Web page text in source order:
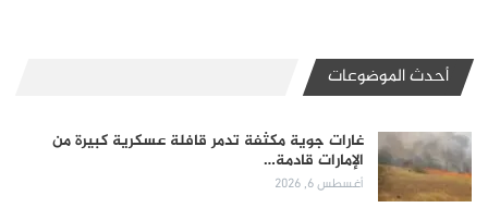
أحدث الموضوعات
غارات جوية مكثفة تدمر قافلة عسكرية كبيرة من
الإمارات قادمة…
أغسطس 6, 2026